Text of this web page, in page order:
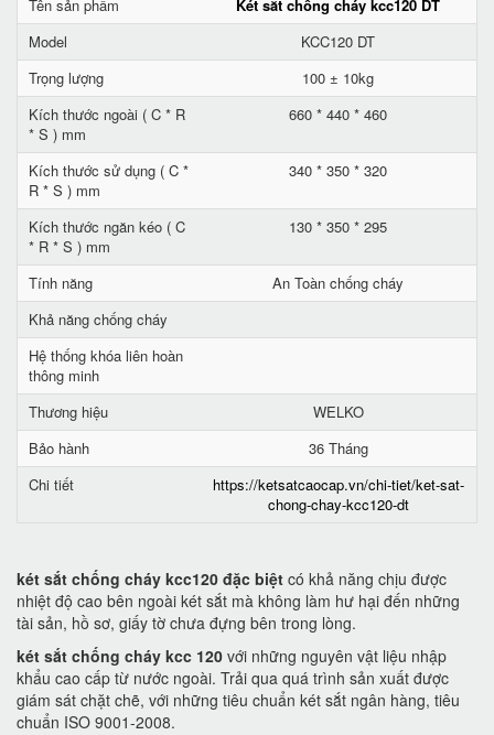
Tên sản phẩm
Két sắt chống cháy kcc120 DT
Model
KCC120 DT
Trọng lượng
100 ± 10kg
Kích thước ngoài ( C * R
* S ) mm
660 * 440 * 460
Kích thước sử dụng ( C *
R * S ) mm
340 * 350 * 320
Kích thước ngăn kéo ( C
* R * S ) mm
130 * 350 * 295
Tính năng
An Toàn chống cháy
Khả năng chống cháy
Hệ thống khóa liên hoàn
thông minh
Thương hiệu
WELKO
Bảo hành
36 Tháng
Chi tiết
https://ketsatcaocap.vn/chi-tiet/ket-sat-
chong-chay-kcc120-dt
két sắt chống cháy kcc120 đặc biệt có khả năng chịu được
nhiệt độ cao bên ngoài két sắt mà không làm hư hại đến những
tài sản, hồ sơ, giấy tờ chưa đựng bên trong lòng.
két sắt chống cháy kcc 120 với những nguyên vật liệu nhập
khẩu cao cấp từ nước ngoài. Trải qua quá trình sản xuất được
giám sát chặt chẽ, với những tiêu chuẩn két sắt ngân hàng, tiêu
chuẩn ISO 9001-2008.